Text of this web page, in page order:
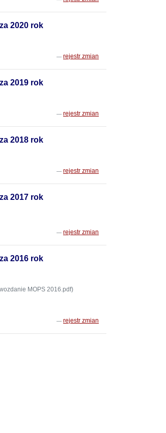
2020 rok
rejestr zmian
2019 rok
rejestr zmian
2018 rok
rejestr zmian
2017 rok
rejestr zmian
2016 rok
MOPS 2016.pdf)
rejestr zmian